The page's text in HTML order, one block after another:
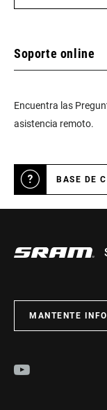
Soporte online
Encuentra las
asistencia remoto.
BASE DE
MANTENTE